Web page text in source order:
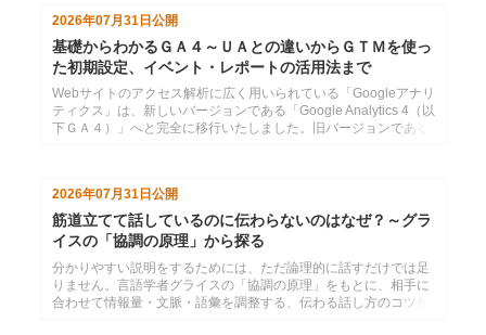
2026年07月31日公開
基礎からわかるＧＡ４～ＵＡとの違いからＧＴＭを使っ
た初期設定、イベント・レポートの活用法まで
Webサイトのアクセス解析に広く用いられている「Googleアナリ
ティクス」は、新しいバージョンである「Google Analytics 4（以
下ＧＡ４）」へと完全に移行いたしました。旧バージョンである
2026年07月31日 公開
筋道立てて話しているのに伝わらないのはなぜ？～グラ
イスの「協調の原理」から探る
分かりやすい説明をするためには、ただ論理的に話すだけでは足
りません。言語学者グライスの「協調の原理」をもとに、相手に
合わせて情報量・文脈・語彙を調整する、伝わる話し方のコツを